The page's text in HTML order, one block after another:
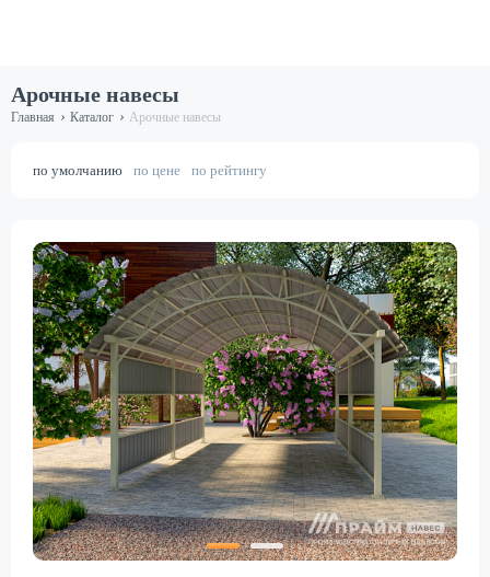
Арочные навесы
Главная › Каталог › Арочные навесы
по умолчанию по цене по рейтингу